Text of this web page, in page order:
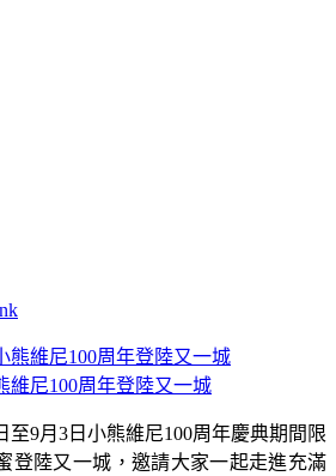
維尼100周年登陸又一城
至9月3日小熊維尼100周年慶典期間限
登陸又一城，邀請大家一起走進充滿